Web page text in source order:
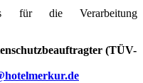
für die Verarbeitung
(TÜV-